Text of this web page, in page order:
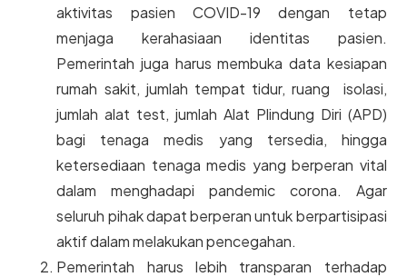
aktivitas pasien COVID-19 dengan tetap
menjaga kerahasiaan identitas pasien.
Pemerintah juga harus membuka data kesiapan
rumah sakit, jumlah tempat tidur, ruang isolasi,
jumlah alat test, jumlah Alat Plindung Diri (APD)
bagi tenaga medis yang tersedia, hingga
ketersediaan tenaga medis yang berperan vital
dalam menghadapi pandemic corona. Agar
seluruh pihak dapat berperan untuk berpartisipasi
aktif dalam melakukan pencegahan.
Pemerintah harus lebih transparan terhadap